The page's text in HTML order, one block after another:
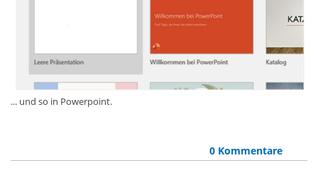
... und so in Powerpoint.
0 Kommentare